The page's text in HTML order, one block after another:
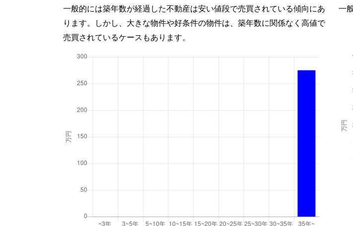
一般的には築年数が経過した不動産は安い値段で売買されている傾向にあ
ります。しかし、大きな物件や好条件の物件は、築年数に関係なく高値で
売買されているケースもあります。
一